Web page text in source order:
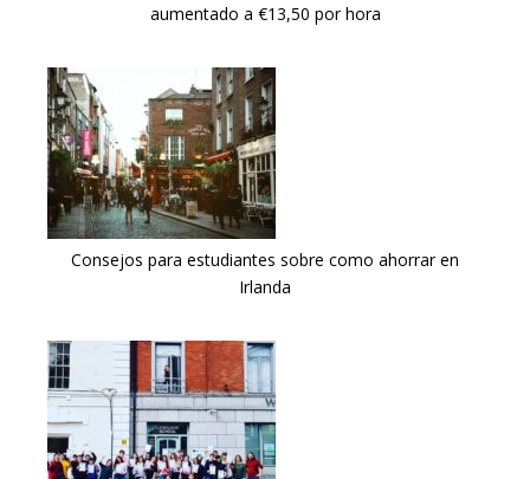
aumentado a €13,50 por hora
Consejos para estudiantes sobre como ahorrar en
Irlanda